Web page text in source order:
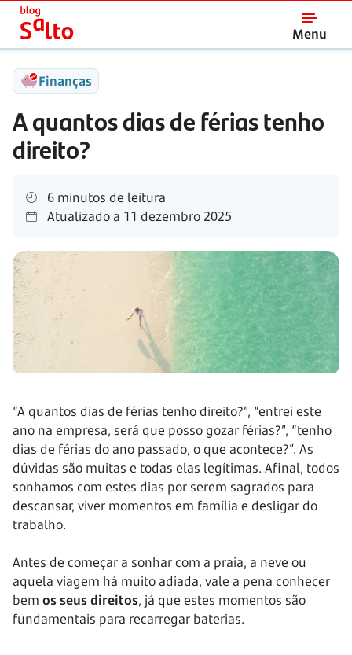
Menu
Salto
Finanças
A quantos dias de férias tenho
direito?
6 minutos de leitura
Atualizado a 11 dezembro 2025
“A quantos dias de férias tenho direito?”, “entrei este
ano na empresa, será que posso gozar férias?”, “tenho
dias de férias do ano passado, o que acontece?”. As
dúvidas são muitas e todas elas legítimas. Afinal, todos
sonhamos com estes dias por serem sagrados para
descansar, viver momentos em família e desligar do
trabalho.
Antes de começar a sonhar com a praia, a neve ou
aquela viagem há muito adiada, vale a pena conhecer
bem os seus direitos, já que estes momentos são
fundamentais para recarregar baterias.